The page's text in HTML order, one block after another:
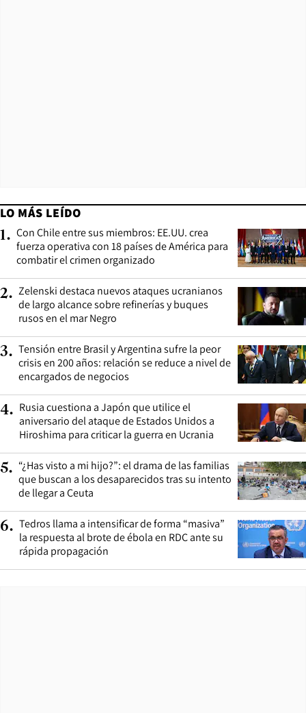
LO MÁS LEÍDO
1. Con Chile entre sus miembros: EE.UU. crea
fuerza operativa con 18 países de América para
combatir el crimen organizado
2. Zelenski destaca nuevos ataques ucranianos
de largo alcance sobre refinerías y buques
rusos en el mar Negro
3. Tensión entre Brasil y Argentina sufre la peor
crisis en 200 años: relación se reduce a nivel de
encargados de negocios
4. Rusia cuestiona a Japón que utilice el
aniversario del ataque de Estados Unidos a
Hiroshima para criticar la guerra en Ucrania
5. “¿Has visto a mi hijo?”: el drama de las familias
que buscan a los desaparecidos tras su intento
de llegar a Ceuta
6. Tedros llama a intensificar de forma “masiva”
la respuesta al brote de ébola en RDC ante su
rápida propagación